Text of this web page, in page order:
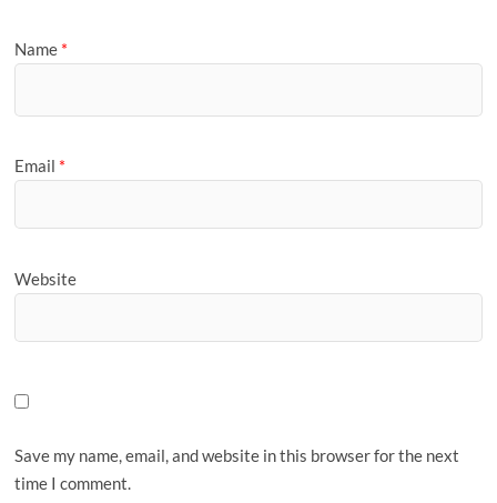
Name *
Email *
Website
Save my name, email, and website in this browser for the next
time I comment.